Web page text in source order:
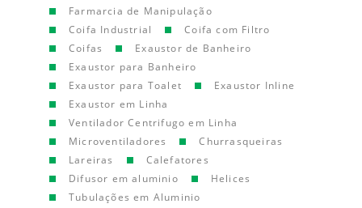
Farmarcia de Manipulação
Coifa Industrial
Coifa com Filtro
Coifas
Exaustor de Banheiro
Exaustor para Banheiro
Exaustor para Toalet
Exaustor Inline
Exaustor em Linha
Ventilador Centrifugo em Linha
Microventiladores
Churrasqueiras
Lareiras
Calefatores
Difusor em aluminio
Helices
Tubulações em Aluminio